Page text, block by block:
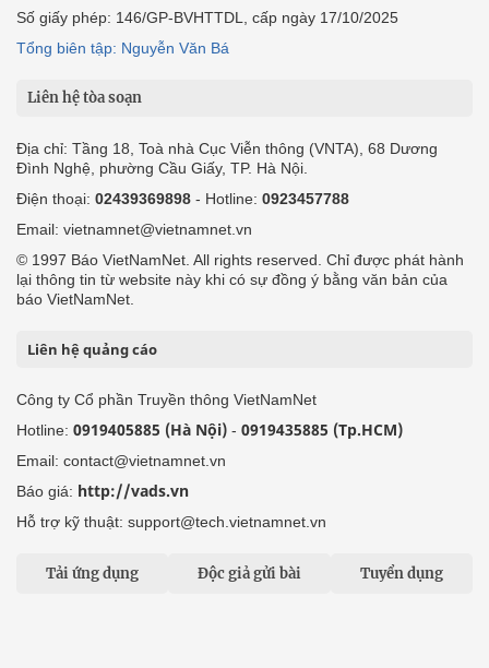
Số giấy phép: 146/GP-BVHTTDL, cấp ngày 17/10/2025
Tổng biên tập: Nguyễn Văn Bá
Liên hệ tòa soạn
Địa chỉ: Tầng 18, Toà nhà Cục Viễn thông (VNTA), 68 Dương
Đình Nghệ, phường Cầu Giấy, TP. Hà Nội.
Điện thoại: 02439369898 - Hotline: 0923457788
Email: vietnamnet@vietnamnet.vn
© 1997 Báo VietNamNet. All rights reserved. Chỉ được phát hành
lại thông tin từ website này khi có sự đồng ý bằng văn bản của
báo VietNamNet.
Liên hệ quảng cáo
Công ty Cổ phần Truyền thông VietNamNet
Hotline: 0919405885 (Hà Nội) - 0919435885 (Tp.HCM)
Email: contact@vietnamnet.vn
Báo giá: http://vads.vn
Hỗ trợ kỹ thuật: support@tech.vietnamnet.vn
Tải ứng dụng Độc giả gửi bài Tuyển dụng